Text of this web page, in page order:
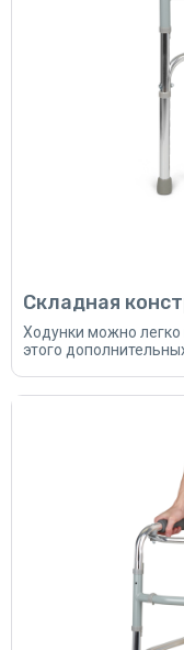
Складная
Ходунки можно легко
этого